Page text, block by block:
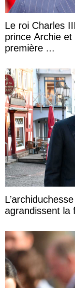
Le roi Charles
prince Archie
première ...
agrandissent la